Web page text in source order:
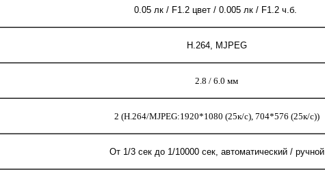
0.05 лк / F1.2 цвет / 0.005 лк / F1.2 ч.б.
H.264, MJPEG
2.8 / 6.0 мм
2 (H.264/MJPEG:1920*1080 (25к/с), 704*576 (25к/с))
От 1/3 сек до 1/10000 сек, автоматический / ручной